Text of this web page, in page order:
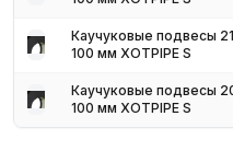
Каучуковые подвесы
100 мм XOTPIPE S
Каучуковые подвесы
100 мм XOTPIPE S